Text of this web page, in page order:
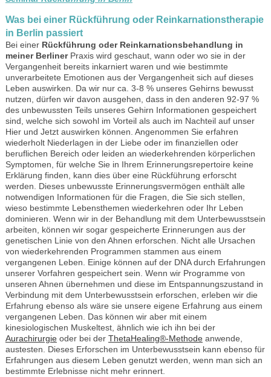
Was bei einer Rückführung oder Reinkarnationstherapie
in Berlin passiert
Bei einer Rückführung oder Reinkarnationsbehandlung in
meiner BerlinerPraxis wird geschaut, wann oder wo sie in der
Vergangenheit bereits inkarniert waren und wie bestimmte
unverarbeitete Emotionen aus der Vergangenheit sich auf dieses
Leben auswirken. Da wir nur ca. 3-8 % unseres Gehirns bewusst
nutzen, dürfen wir davon ausgehen, dass in den anderen 92-97 %
des unbewussten Teils unseres Gehirn Informationen gespeichert
sind, welche sich sowohl im Vorteil als auch im Nachteil auf unser
Hier und Jetzt auswirken können. Angenommen Sie erfahren
wiederholt Niederlagen in der Liebe oder im finanziellen oder
beruflichen Bereich oder leiden an wiederkehrenden körperlichen
Symptomen, für welche Sie in Ihrem Erinnerungsrepertoire keine
Erklärung finden, kann dies über eine Rückführung erforscht
werden. Dieses unbewusste Erinnerungsvermögen enthält alle
notwendigen Informationen für die Fragen, die Sie sich stellen,
wieso bestimmte Lebensthemen wiederkehren oder Ihr Leben
dominieren. Wenn wir in der Behandlung mit dem Unterbewusstsein
arbeiten, können wir sogar gespeicherte Erinnerungen aus der
genetischen Linie von den Ahnen erforschen. Nicht alle Ursachen
von wiederkehrenden Programmen stammen aus einem
vergangenen Leben. Einige können auf der DNA durch Erfahrungen
unserer Vorfahren gespeichert sein. Wenn wir Programme von
unseren Ahnen übernehmen und diese im Entspannungszustand in
Verbindung mit dem Unterbewusstsein erforschen, erleben wir die
Erfahrung ebenso als wäre sie unsere eigene Erfahrung aus einem
vergangenen Leben. Das können wir aber mit einem
kinesiologischen Muskeltest, ähnlich wie ich ihn bei der
Aurachirurgieoder bei der ThetaHealing®-Methode anwende,
austesten. Dieses Erforschen im Unterbewusstsein kann ebenso für
Erfahrungen aus diesem Leben genutzt werden, wenn man sich an
bestimmte Erlebnisse nicht mehr erinnert.